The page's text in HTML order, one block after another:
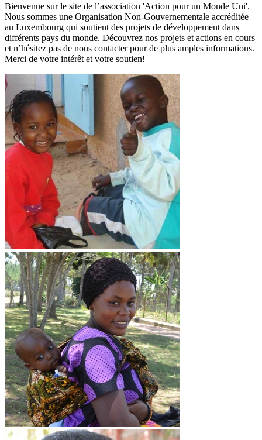
Bienvenue sur le site de l’association 'Action pour un Monde Uni'.
Nous sommes une Organisation Non-Gouvernementale accréditée
au Luxembourg qui soutient des projets de développement dans
différents pays du monde. Découvrez nos projets et actions en cours
et n’hésitez pas de nous contacter pour de plus amples informations.
Merci de votre intérêt et votre soutien!